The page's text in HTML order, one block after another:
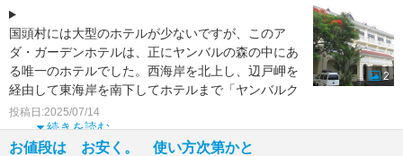
国頭村には大型のホテルが少ないですが、このア
ダ・ガーデンホテルは、正にヤンバルの森の中にあ
る唯一のホテルでした。西海岸を北上し、辺戸岬を
経由して東海岸を南下してホテルまで「ヤンバルク
イナ飛び出し注意」
続きを読む
投稿日:2025/07/14
2
お値段は お安く。 使い方次第かと